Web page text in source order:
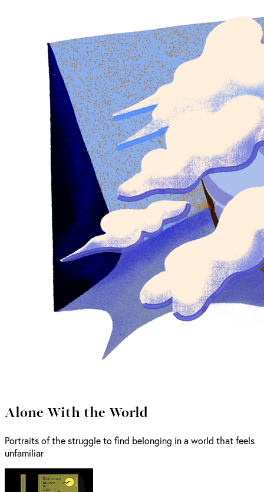
Alone With the World
Portraits of the struggle to find belonging in a world that feels
unfamiliar